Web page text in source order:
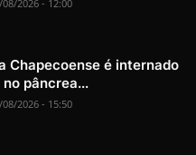
08/2026 - 12:00
Chapecoense é internado
pâncrea...
08/2026 - 15:50